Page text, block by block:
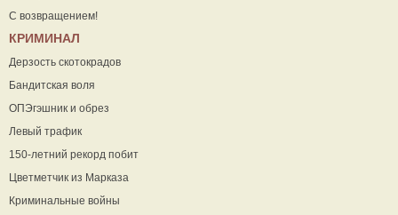
С возвращением!
КРИМИНАЛ
Дерзость скотокрадов
Бандитская воля
ОПЭгэшник и обрез
Левый трафик
150-летний рекорд побит
Цветметчик из Марказа
Криминальные войны